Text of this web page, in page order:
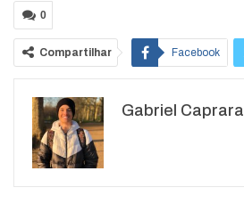
0
Compartilhar Facebook
WhatsApp
Gabriel Caprara